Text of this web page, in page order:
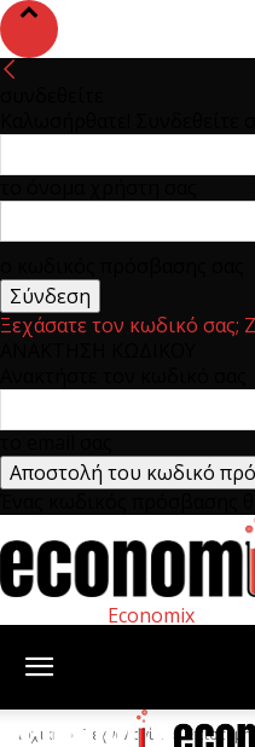
Ξεχάσατε τον κωδικό σας;
Economix
Αρχική Τεχνολογία